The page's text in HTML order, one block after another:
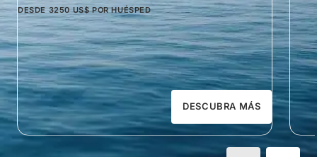
DESDE 3250 US$ POR HUÉSPED
DESCUBRA MÁS